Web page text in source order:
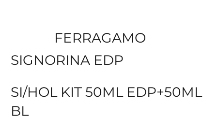
FERRAGAMO
SIGNORINA EDP
SI/HOL KIT 50ML EDP+50ML
BL